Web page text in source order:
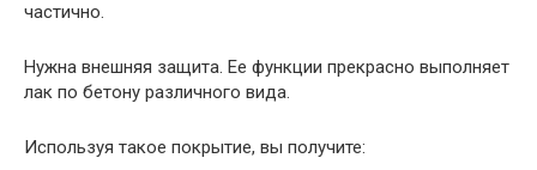
частично.
Нужна внешняя защита. Ее функции прекрасно выполняет
лак по бетону различного вида.
Используя такое покрытие, вы получите: